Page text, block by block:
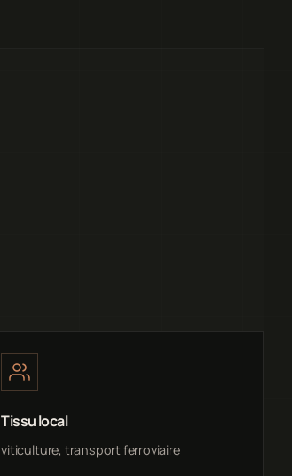
Tissu local
viticulture, transport ferroviaire